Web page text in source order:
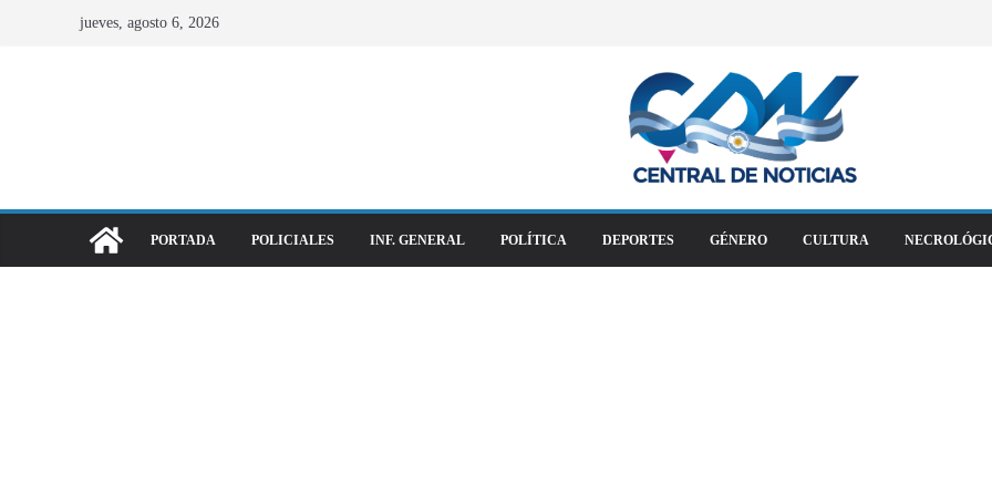
jueves, agosto 6, 2026
PORTADA POLICIALES INF. GENERAL POLÍTICA DEPORTES GÉNERO CULTURA